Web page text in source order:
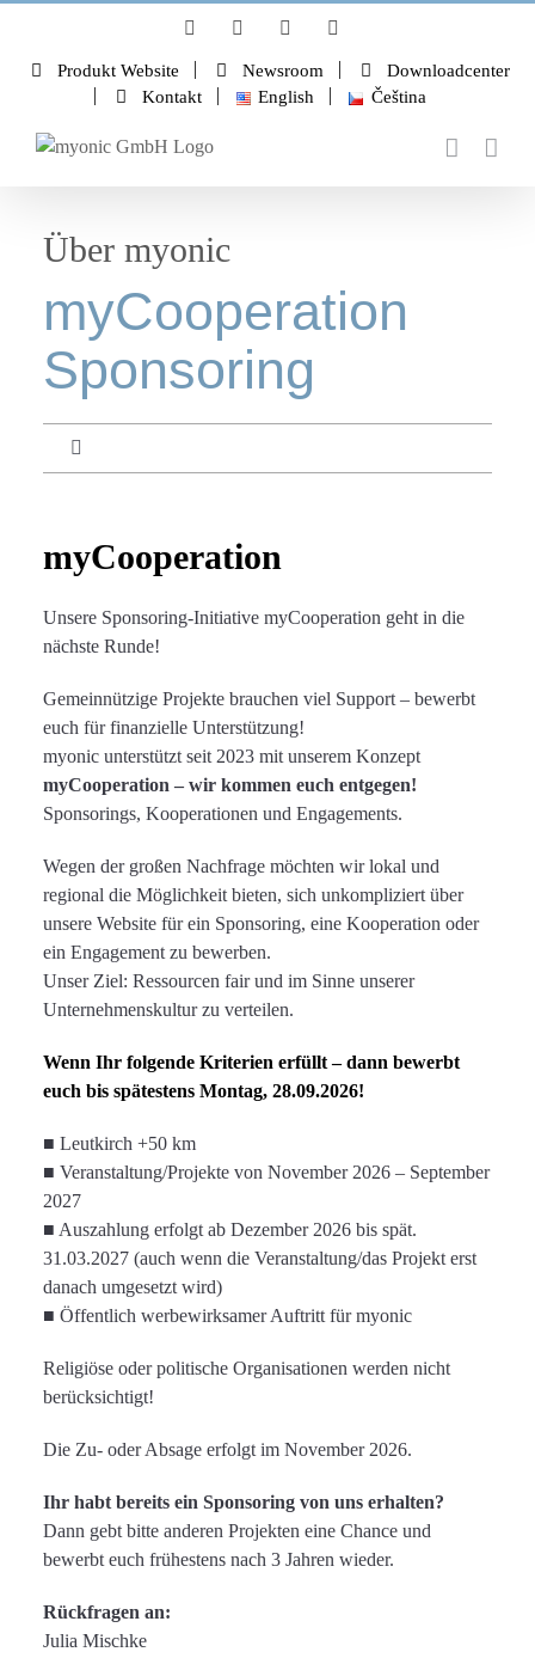
springen
LinkedInInstagramYouTube
Produkt Website Newsroom
Downloadcenter
Kontakt
English Čeština
Über myonic
myCooperation
Sponsoring
Toggle
Navigation
Managementteam
Führungsgrundsätze
Historie
Engagement
myCooperation Sponsoring
myCooperation
Unsere Sponsoring-Initiative myCooperation geht in die
nächste Runde!
Gemeinnützige Projekte brauchen viel Support – bewerbt
euch für finanzielle Unterstützung!
myonic unterstützt seit 2023 mit unserem Konzept
myCooperation – wir kommen euch entgegen!
Sponsorings, Kooperationen und Engagements.
Wegen der großen Nachfrage möchten wir lokal und
regional die Möglichkeit bieten, sich unkompliziert über
unsere Website für ein Sponsoring, eine Kooperation oder
ein Engagement zu bewerben.
Unser Ziel: Ressourcen fair und im Sinne unserer
Unternehmenskultur zu verteilen.
Wenn Ihr folgende Kriterien erfüllt – dann bewerbt
euch bis spätestens Montag, 28.09.2026!
■ Leutkirch +50 km
■ Veranstaltung/Projekte von November 2026– September
2027
■ Auszahlung erfolgt ab Dezember 2026bis spät.
31.03.2027(auch wenn die Veranstaltung/das Projekt erst
danach umgesetzt wird)
■ Öffentlich werbewirksamer Auftritt für myonic
Religiöse oder politische Organisationen werden nicht
berücksichtigt!
Die Zu- oder Absage erfolgt im November 2026.
Ihr habt bereits ein Sponsoring von uns erhalten?
Dann gebt bitte anderen Projekten eine Chance und
bewerbt euch frühestens nach 3 Jahren wieder.
Rückfragen an:
Julia Mischke